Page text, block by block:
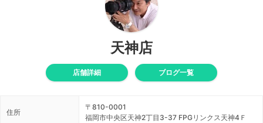
天神店
店舗詳細 ブログ一覧
住所
〒810-0001
福岡市中央区天神2丁目3-37 FPGリンクス天神4Ｆ